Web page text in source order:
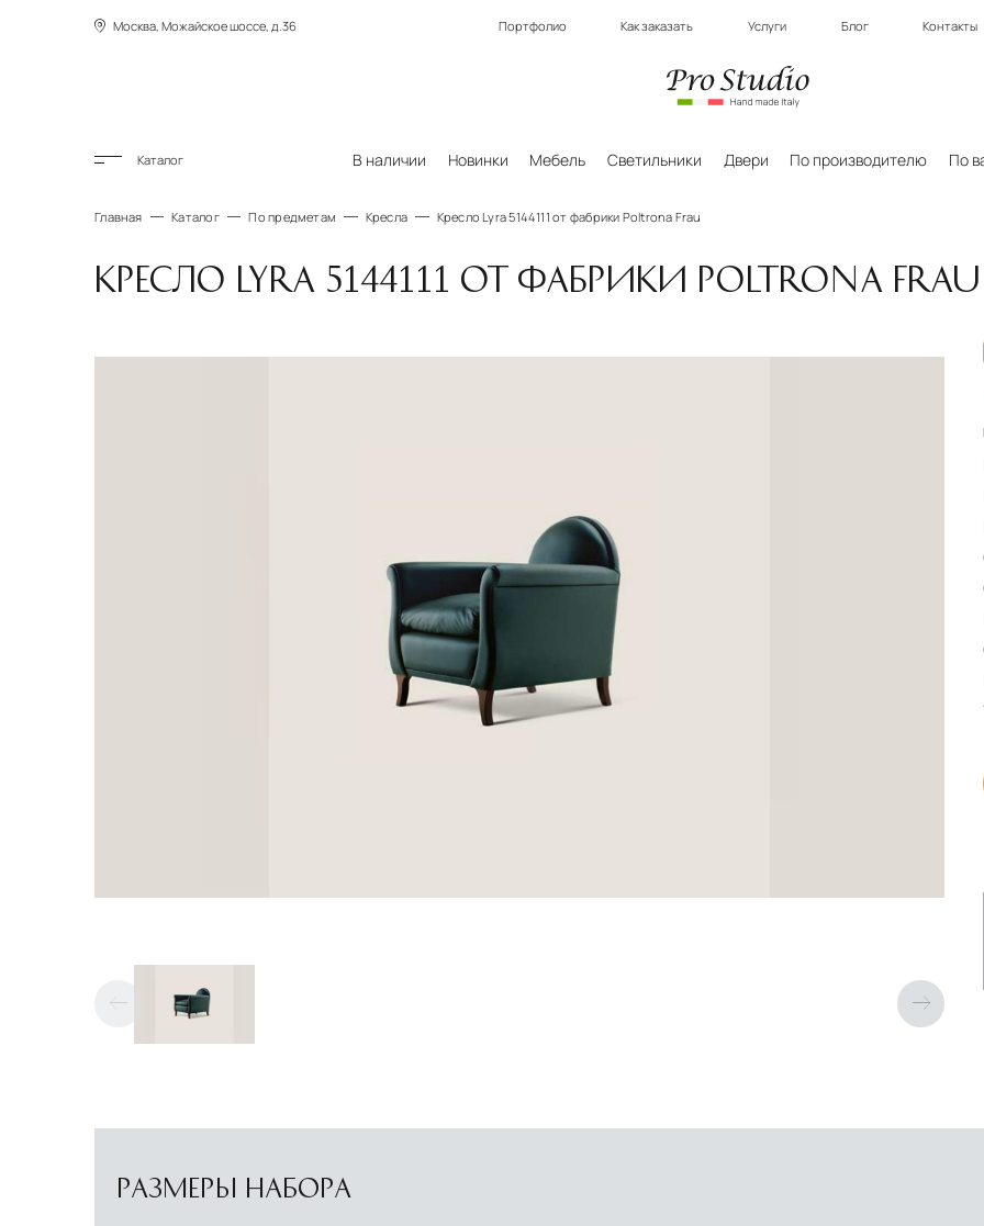
Москва, Можайское шоссе, д.36 Портфолио Как заказать Услуги Блог Контакты
Каталог В наличии Новинки Мебель Светильники Двери По производителю По
Главная Каталог По предметам Кресла Кресло Lyra 5144111 от фабрики Poltrona Frau
КРЕСЛО LYRA 5144111 ОТ ФАБРИКИ POLTRONA FRAU
РАЗМЕРЫ НАБОРА